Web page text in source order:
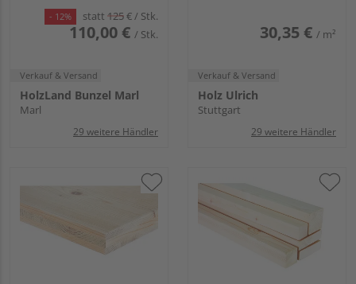
- 12% statt 125€/ Stk.
110,00 € / Stk.
Verkauf & Versand
HolzLand Bunzel Marl
Marl
29 weitere Händler
30,35 € / m²
Verkauf & Versand
Holz Ulrich
Stuttgart
29 weitere Händler